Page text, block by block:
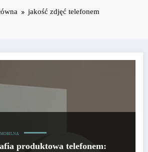
jakość zdjęć telefonem
produktowa telefonem: